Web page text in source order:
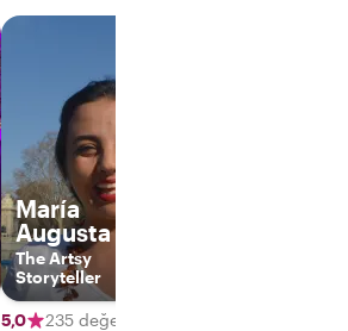
María
Augusta
The Artsy
Storyteller
5,0 235 değerlendirme